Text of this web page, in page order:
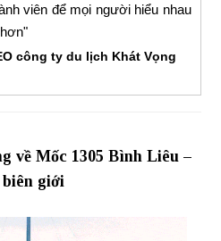
viên để mọi người hiểu nhau
công ty du lịch Khát Vọng
về Mốc 1305 Bình Liêu –
giới